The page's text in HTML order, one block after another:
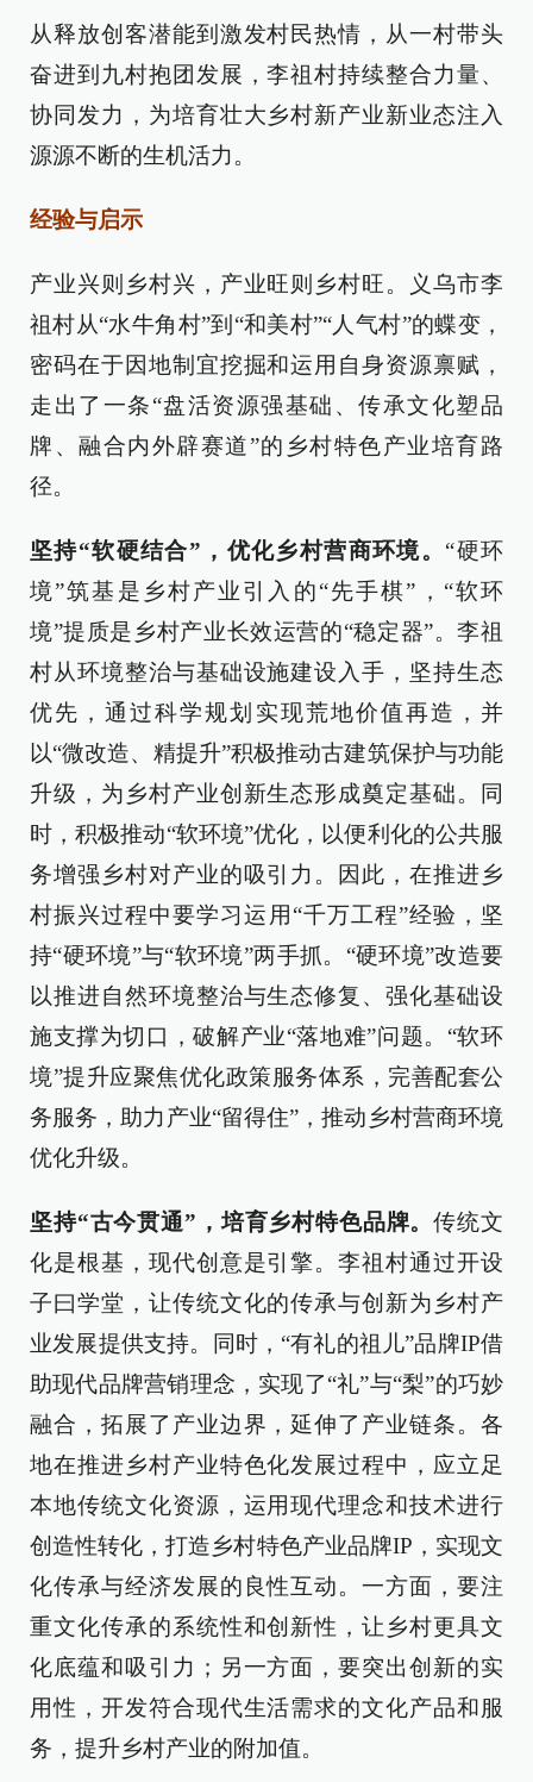
从释放创客潜能到激发村民热情，从一村带头
奋进到九村抱团发展，李祖村持续整合力量、
协同发力，为培育壮大乡村新产业新业态注入
源源不断的生机活力。
经验与启示
产业兴则乡村兴，产业旺则乡村旺。义乌市李
祖村从“水牛角村”到“和美村”“人气村”的蝶变，
密码在于因地制宜挖掘和运用自身资源禀赋，
走出了一条“盘活资源强基础、传承文化塑品
牌、融合内外辟赛道”的乡村特色产业培育路
径。
坚持“软硬结合”，优化乡村营商环境。 “硬环
境”筑基是乡村产业引入的“先手棋”，“软环
境”提质是乡村产业长效运营的“稳定器”。李祖
村从环境整治与基础设施建设入手，坚持生态
优先，通过科学规划实现荒地价值再造，并
以“微改造、精提升”积极推动古建筑保护与功能
升级，为乡村产业创新生态形成奠定基础。同
时，积极推动“软环境”优化，以便利化的公共服
务增强乡村对产业的吸引力。因此，在推进乡
村振兴过程中要学习运用“千万工程”经验，坚
持“硬环境”与“软环境”两手抓。“硬环境”改造要
以推进自然环境整治与生态修复、强化基础设
施支撑为切口，破解产业“落地难”问题。“软环
境”提升应聚焦优化政策服务体系，完善配套公
务服务，助力产业“留得住”，推动乡村营商环境
优化升级。
坚持“古今贯通”，培育乡村特色品牌。传统文
化是根基，现代创意是引擎。李祖村通过开设
子曰学堂，让传统文化的传承与创新为乡村产
业发展提供支持。同时，“有礼的祖儿”品牌IP借
助现代品牌营销理念，实现了“礼”与“梨”的巧妙
融合，拓展了产业边界，延伸了产业链条。各
地在推进乡村产业特色化发展过程中，应立足
本地传统文化资源，运用现代理念和技术进行
创造性转化，打造乡村特色产业品牌IP，实现文
化传承与经济发展的良性互动。一方面，要注
重文化传承的系统性和创新性，让乡村更具文
化底蕴和吸引力；另一方面，要突出创新的实
用性，开发符合现代生活需求的文化产品和服
务，提升乡村产业的附加值。